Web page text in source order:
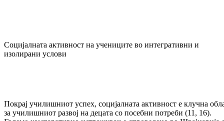
Социјалната активност на учениците во интегративни и
изолирани услови
Покрај училишниот успех, социјалната активност е клучна
за училишниот развој на децата со посебни потреби (11, 16).